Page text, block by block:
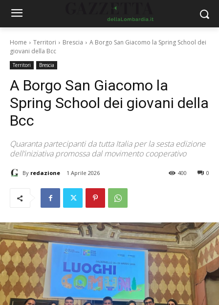
Home Territori Brescia
A Borgo San Giacomo la Spring School dei
giovani della Bcc
Territori Brescia
A Borgo San Giacomo la
Spring School dei giovani della
Bcc
Quaranta partecipanti da tutta Italia per la sesta edizione
dell’iniziativa promossa dal movimento cooperativo
By redazione 1 Aprile 2026 0
400